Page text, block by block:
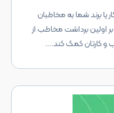
یا برند شما به مخاطبان
اولین برداشت مخاطب از
کارتان کمک کند....